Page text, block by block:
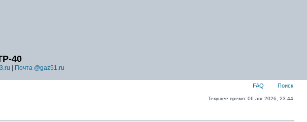
40
Почта @gaz51.ru
FAQ Поиск
Текущее время: 06 авг 2026, 23:44